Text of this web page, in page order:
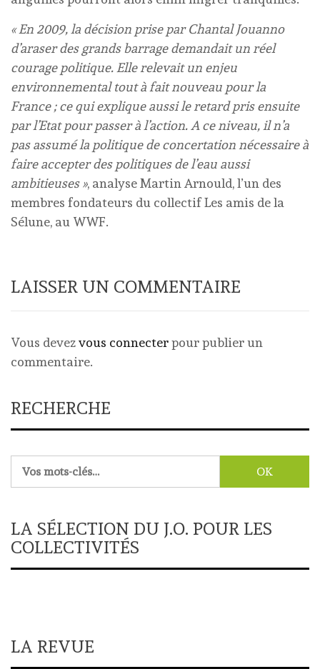
« En 2009, la décision prise par Chantal Jouanno
d’araser des grands barrage demandait un réel
courage politique. Elle relevait un enjeu
environnemental tout à fait nouveau pour la
France ; ce qui explique aussi le retard pris ensuite
par l’Etat pour passer à l’action. A ce niveau, il n’a
pas assumé la politique de concertation nécessaire à
faire accepter des politiques de l’eau aussi
ambitieuses », analyse Martin Arnould, l’un des
membres fondateurs du collectif Les amis de la
Sélune, au WWF.
LAISSER UN COMMENTAIRE
Vous devezvous connecterpour publier un
commentaire.
RECHERCHE
LA SÉLECTION DU J.O. POUR LES
COLLECTIVITÉS
LA REVUE